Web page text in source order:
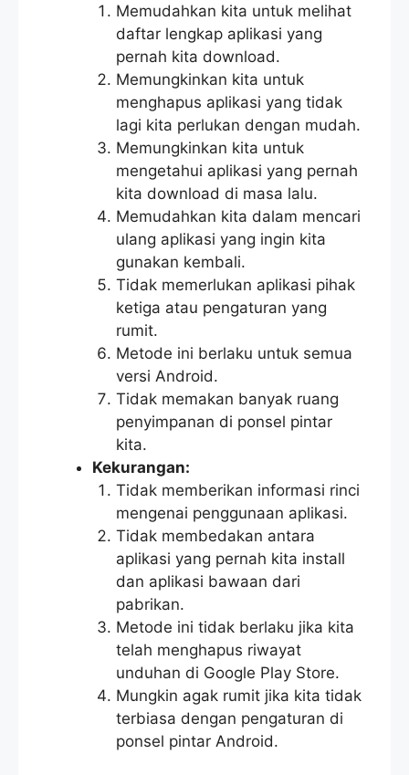
Memudahkan kita untuk melihat
daftar lengkap aplikasi yang
pernah kita download.
Memungkinkan kita untuk
menghapus aplikasi yang tidak
lagi kita perlukan dengan mudah.
Memungkinkan kita untuk
mengetahui aplikasi yang pernah
kita download di masa lalu.
Memudahkan kita dalam mencari
ulang aplikasi yang ingin kita
gunakan kembali.
Tidak memerlukan aplikasi pihak
ketiga atau pengaturan yang
rumit.
Metode ini berlaku untuk semua
versi Android.
Tidak memakan banyak ruang
penyimpanan di ponsel pintar
kita.
Kekurangan:
Tidak memberikan informasi rinci
mengenai penggunaan aplikasi.
Tidak membedakan antara
aplikasi yang pernah kita install
dan aplikasi bawaan dari
pabrikan.
Metode ini tidak berlaku jika kita
telah menghapus riwayat
unduhan di Google Play Store.
Mungkin agak rumit jika kita tidak
terbiasa dengan pengaturan di
ponsel pintar Android.